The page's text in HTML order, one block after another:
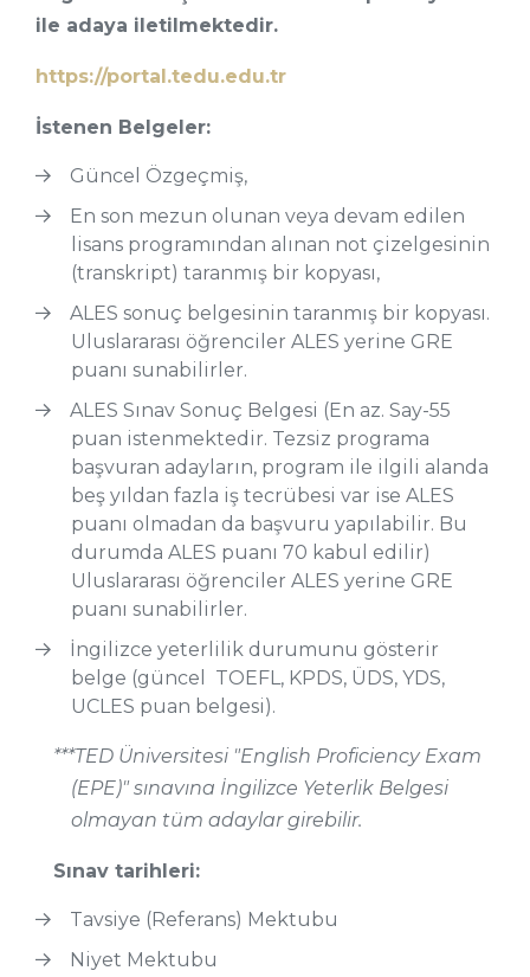
ile adaya iletilmektedir.
https://portal.tedu.edu.tr
İstenen Belgeler:
Güncel Özgeçmiş,
En son mezun olunan veya devam edilen
lisans programından alınan not çizelgesinin
(transkript) taranmış bir kopyası,
ALES sonuç belgesinin taranmış bir kopyası.
Uluslararası öğrenciler ALES yerine GRE
puanı sunabilirler.
ALES Sınav Sonuç Belgesi (En az. Say-55
puan istenmektedir. Tezsiz programa
başvuran adayların, program ile ilgili alanda
beş yıldan fazla iş tecrübesi var ise ALES
puanı olmadan da başvuru yapılabilir. Bu
durumda ALES puanı 70 kabul edilir)
Uluslararası öğrenciler ALES yerine GRE
puanı sunabilirler.
İngilizce yeterlilik durumunu gösterir
belge (güncel TOEFL, KPDS, ÜDS, YDS,
UCLES puan belgesi).
***TED Üniversitesi "English Proficiency Exam
(EPE)" sınavına İngilizce Yeterlik Belgesi
olmayan tüm adaylar girebilir.
Sınav tarihleri:
Tavsiye (Referans) Mektubu
Niyet Mektubu